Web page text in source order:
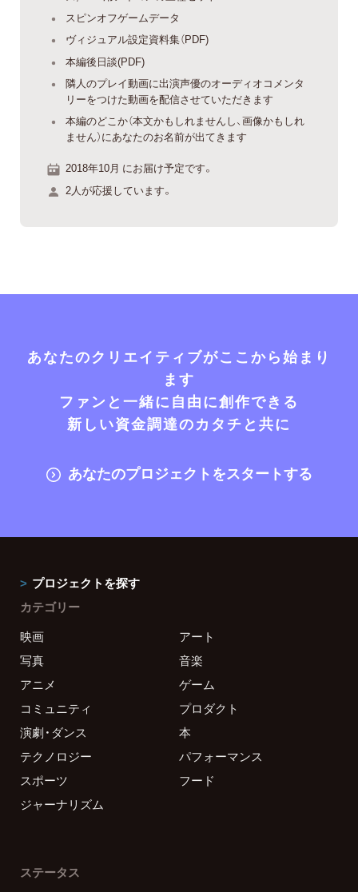
スピンオフゲームデータ
ヴィジュアル設定資料集（PDF)
本編後日談(PDF)
隣人のプレイ動画に出演声優のオーディオコメンタ
リーをつけた動画を配信させていただきます
本編のどこか（本文かもしれませんし、画像かもしれ
ません）にあなたのお名前が出てきます
2018年10月 にお届け予定です。
2人が応援しています。
あなたのクリエイティブがここから始まり
ます
ファンと一緒に自由に創作できる
新しい資金調達のカタチと共に
あなたのプロジェクトをスタートする
プロジェクトを探す
カテゴリー
映画
アート
写真
音楽
アニメ
ゲーム
コミュニティ
プロダクト
演劇・ダンス
本
テクノロジー
パフォーマンス
スポーツ
フード
ジャーナリズム
ステータス